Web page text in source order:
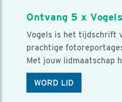
Ontvang 5 x
Vogels is het tijdschrift
prachtige
Met jouw lidmaatschap
WORD LID